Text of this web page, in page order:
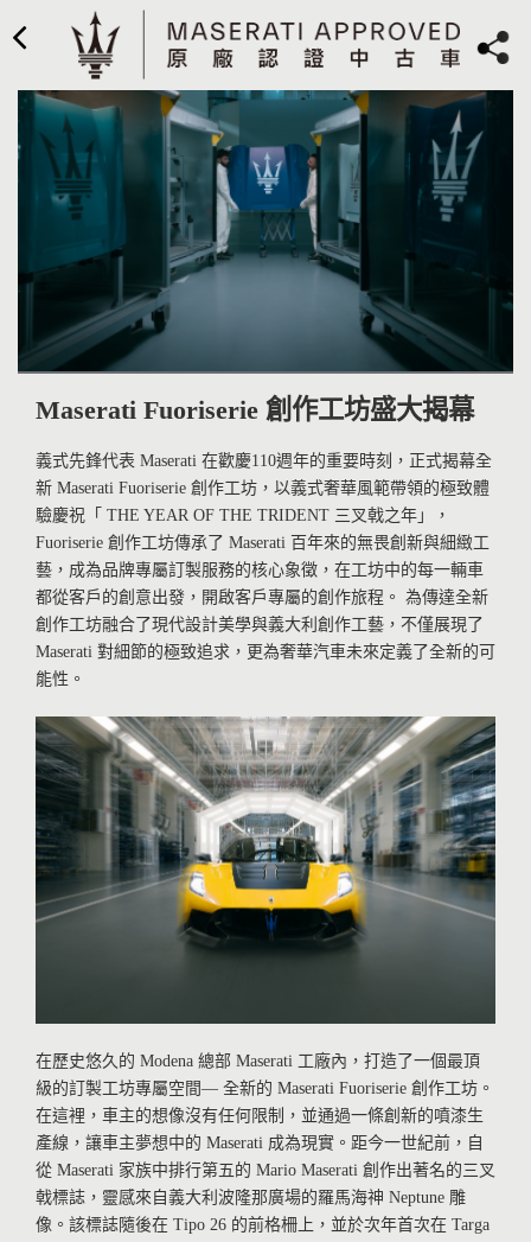
Maserati Fuoriserie 創作工坊盛大揭幕
義式先鋒代表 Maserati 在歡慶110週年的重要時刻，正式揭幕全
新 Maserati Fuoriserie 創作工坊，以義式奢華風範帶領的極致體
驗慶祝「 THE YEAR OF THE TRIDENT 三叉戟之年」，
Fuoriserie 創作工坊傳承了 Maserati 百年來的無畏創新與細緻工
藝，成為品牌專屬訂製服務的核心象徵，在工坊中的每一輛車
都從客戶的創意出發，開啟客戶專屬的創作旅程。 為傳達全新
創作工坊融合了現代設計美學與義大利創作工藝，不僅展現了
Maserati 對細節的極致追求，更為奢華汽車未來定義了全新的可
能性。
在歷史悠久的 Modena 總部 Maserati 工廠內，打造了一個最頂
級的訂製工坊專屬空間— 全新的 Maserati Fuoriserie 創作工坊。
在這裡，車主的想像沒有任何限制，並通過一條創新的噴漆生
產線，讓車主夢想中的 Maserati 成為現實。距今一世紀前，自
從 Maserati 家族中排行第五的 Mario Maserati 創作出著名的三叉
戟標誌，靈感來自義大利波隆那廣場的羅馬海神 Neptune 雕
像。該標誌隨後在 Tipo 26 的前格柵上，並於次年首次在 Targa